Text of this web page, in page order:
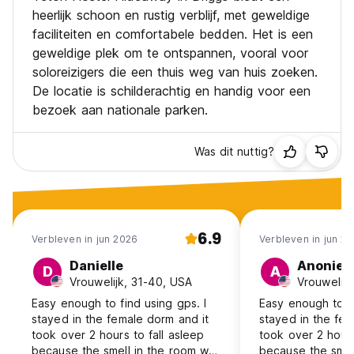
Absoluut niet roken, drugs, alcohol of dronken en vulgair
gedrag.
*Het gebruik van dergelijke stoffen en/of ongepast gedrag
wordt niet getolereerd en u wordt gevraagd onmiddellijk te
vertrekken zonder restitutie. Als je wilt feesten, is dit niet
de plek voor jou!
Maak de slaapzaal, de badkamer en vooral de keuken
schoon en haal ze op, aangezien er hier ook andere
gasten zijn.
blaft hij naar mensen, vooral als hij schrikt, maar hij is
vriendelijk. Zijn naam is Dirk en hij houdt ervan om geaaid te
worden. (Auto-translated from original language)
heerlijk schoon en rustig verblijf, met geweldige
faciliteiten en comfortabele bedden. Het is een
geweldige plek om te ontspannen, vooral voor
soloreizigers die een thuis weg van huis zoeken.
De locatie is schilderachtig en handig voor een
bezoek aan nationale parken.
Was dit nuttig?
Verbleven in jun 2026 6.9
D Danielle
Vrouwelijk, 31-40, USA
Easy enough to find using gps. I
stayed in the female dorm and it
took over 2 hours to fall asleep
because the smell in the room was
Verbleven in jun
A
Easy enough to
stayed in the
took over 2
because the